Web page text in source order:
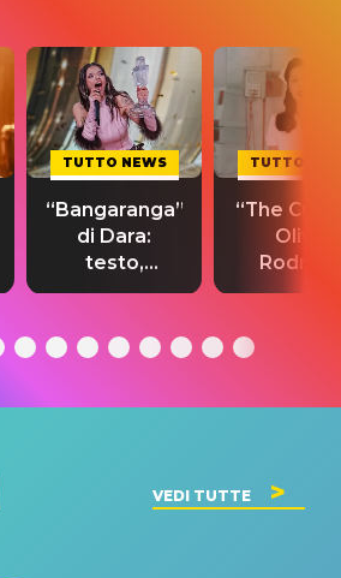
TUTTO NEWS
“Bangaranga”
di Dara:
testo,
traduzione e
del singolo
TUTTO
“The
Olivia
testo,
VEDI TUTTE